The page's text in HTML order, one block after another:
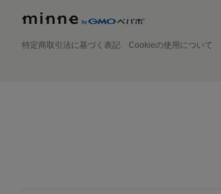
特定商取引法に基づく表記 Cookieの使用について